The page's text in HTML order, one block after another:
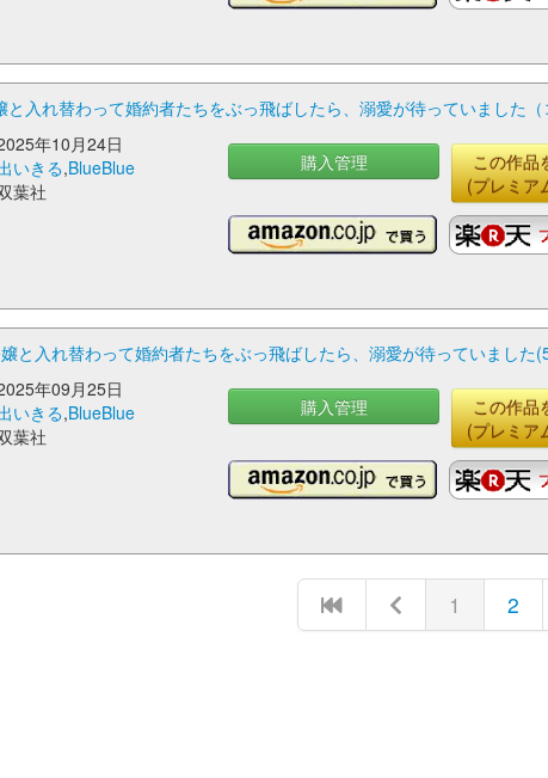
と入れ替わって婚約者たちをぶっ飛ばしたら、溺愛が待っていました
年10月24日
いきる,BlueBlue
葉社
購入管理
この作品
(プレミア
と入れ替わって婚約者たちをぶっ飛ばしたら、溺愛が待っていました
年09月25日
いきる,BlueBlue
葉社
購入管理
この作品
(プレミア
1 2